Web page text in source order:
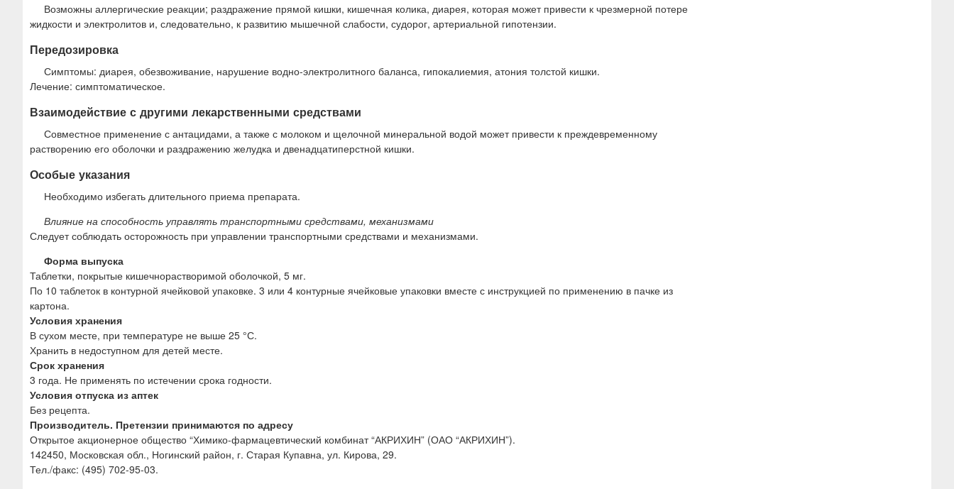
Возможны аллергические реакции; раздражение прямой кишки, кишечная колика, диарея, которая может привести к чрезмерной потере
жидкости и электролитов и, следовательно, к развитию мышечной слабости, судорог, артериальной гипотензии.
Передозировка
Симптомы: диарея, обезвоживание, нарушение водно-электролитного баланса, гипокалиемия, атония толстой кишки.
Лечение: симптоматическое.
Взаимодействие с другими лекарственными средствами
Совместное применение с антацидами, а также с молоком и щелочной минеральной водой может привести к преждевременному
растворению его оболочки и раздражению желудка и двенадцатиперстной кишки.
Особые указания
Необходимо избегать длительного приема препарата.
Влияние на способность управлять транспортными средствами, механизмами
Следует соблюдать осторожность при управлении транспортными средствами и механизмами.
Форма выпуска
Таблетки, покрытые кишечнорастворимой оболочкой, 5 мг.
По 10 таблеток в контурной ячейковой упаковке. 3 или 4 контурные ячейковые упаковки вместе с инструкцией по применению в пачке из
картона.
Условия хранения
В сухом месте, при температуре не выше 25 °С.
Хранить в недоступном для детей месте.
Срок хранения
3 года. Не применять по истечении срока годности.
Условия отпуска из аптек
Без рецепта.
Производитель. Претензии принимаются по адресу
Открытое акционерное общество “Химико-фармацевтический комбинат “АКРИХИН” (ОАО “АКРИХИН”).
142450, Московская обл., Ногинский район, г. Старая Купавна, ул. Кирова, 29.
Тел./факс: (495) 702-95-03.